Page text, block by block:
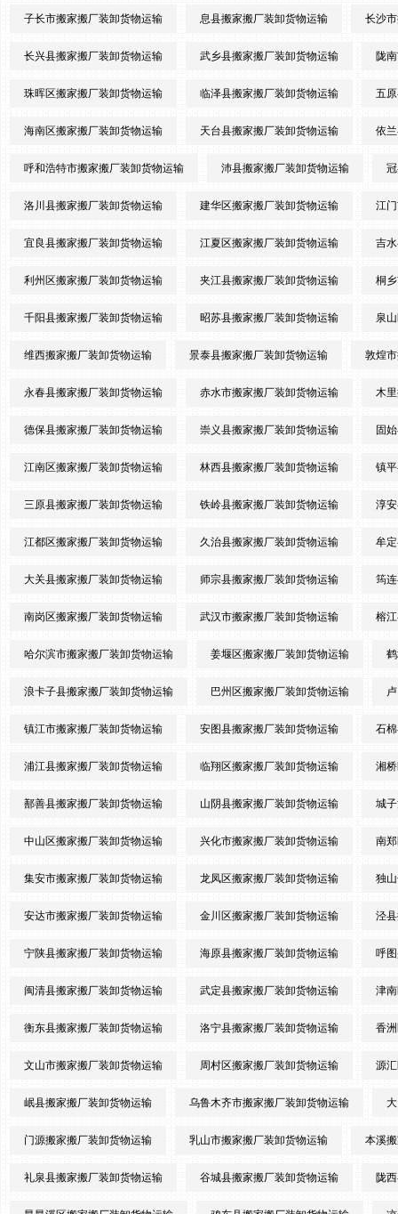
子长市搬家搬厂装卸货物运输 息县搬家搬厂装卸货物运输 长沙
长兴县搬家搬厂装卸货物运输 武乡县搬家搬厂装卸货物运输 陇
珠晖区搬家搬厂装卸货物运输 临泽县搬家搬厂装卸货物运输 五
海南区搬家搬厂装卸货物运输 天台县搬家搬厂装卸货物运输 依
呼和浩特市搬家搬厂装卸货物运输 沛县搬家搬厂装卸货物运输
洛川县搬家搬厂装卸货物运输 建华区搬家搬厂装卸货物运输 江
宜良县搬家搬厂装卸货物运输 江夏区搬家搬厂装卸货物运输 吉
利州区搬家搬厂装卸货物运输 夹江县搬家搬厂装卸货物运输 桐
千阳县搬家搬厂装卸货物运输 昭苏县搬家搬厂装卸货物运输 泉
维西搬家搬厂装卸货物运输 景泰县搬家搬厂装卸货物运输 敦煌
永春县搬家搬厂装卸货物运输 赤水市搬家搬厂装卸货物运输 木
德保县搬家搬厂装卸货物运输 崇义县搬家搬厂装卸货物运输 固
江南区搬家搬厂装卸货物运输 林西县搬家搬厂装卸货物运输 镇
三原县搬家搬厂装卸货物运输 铁岭县搬家搬厂装卸货物运输 淳
江都区搬家搬厂装卸货物运输 久治县搬家搬厂装卸货物运输 牟
大关县搬家搬厂装卸货物运输 师宗县搬家搬厂装卸货物运输 筠
南岗区搬家搬厂装卸货物运输 武汉市搬家搬厂装卸货物运输 榕
哈尔滨市搬家搬厂装卸货物运输 姜堰区搬家搬厂装卸货物运输
浪卡子县搬家搬厂装卸货物运输 巴州区搬家搬厂装卸货物运输
镇江市搬家搬厂装卸货物运输 安图县搬家搬厂装卸货物运输 石
浦江县搬家搬厂装卸货物运输 临翔区搬家搬厂装卸货物运输 湘
鄯善县搬家搬厂装卸货物运输 山阴县搬家搬厂装卸货物运输 城
中山区搬家搬厂装卸货物运输 兴化市搬家搬厂装卸货物运输 南
集安市搬家搬厂装卸货物运输 龙凤区搬家搬厂装卸货物运输 独
安达市搬家搬厂装卸货物运输 金川区搬家搬厂装卸货物运输 泾
宁陕县搬家搬厂装卸货物运输 海原县搬家搬厂装卸货物运输 呼
闽清县搬家搬厂装卸货物运输 武定县搬家搬厂装卸货物运输 津
衡东县搬家搬厂装卸货物运输 洛宁县搬家搬厂装卸货物运输 香
文山市搬家搬厂装卸货物运输 周村区搬家搬厂装卸货物运输 源
岷县搬家搬厂装卸货物运输 乌鲁木齐市搬家搬厂装卸货物运输
门源搬家搬厂装卸货物运输 乳山市搬家搬厂装卸货物运输 本溪
礼泉县搬家搬厂装卸货物运输 谷城县搬家搬厂装卸货物运输 陇